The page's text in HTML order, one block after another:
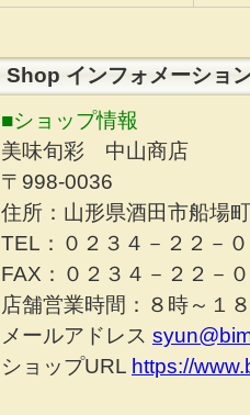
Shop インフォメーショ
■ショップ情報
美味旬彩 中山商店
〒998-0036
住所：山形県酒田市船場
TEL：０２３４－２２－
FAX：０２３４－２２－
店舗営業時間：８時～
メールアドレス
ショップURL https://